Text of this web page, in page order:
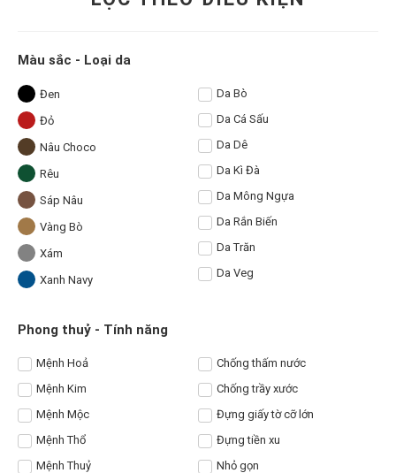
Màu sắc - Loại da
Đen
Đỏ
Nâu Choco
Rêu
Sáp Nâu
Vàng Bò
Xám
Xanh Navy
Da Bò
Da Cá Sấu
Da Dê
Da Kì Đà
Da Mông Ngựa
Da Rắn Biến
Da Trăn
Da Veg
Phong thuỷ - Tính năng
Mệnh Hoả
Mệnh Kim
Mệnh Mộc
Mệnh Thổ
Mệnh Thuỷ
Chống thấm nước
Chống trầy xước
Đựng giấy tờ cỡ lớn
Đựng tiền xu
Nhỏ gọn